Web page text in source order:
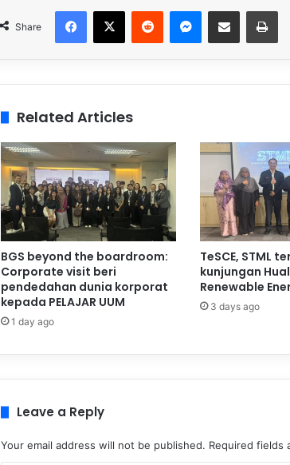
Share
Related Articles
BGS beyond the boardroom:
Corporate visit beri
pendedahan dunia korporat
kepada PELAJAR UUM
1 day ago
TeSCE, STML
kunjungan
Renewable
3 days ago
Leave a Reply
Your email address will not be published. Required fields